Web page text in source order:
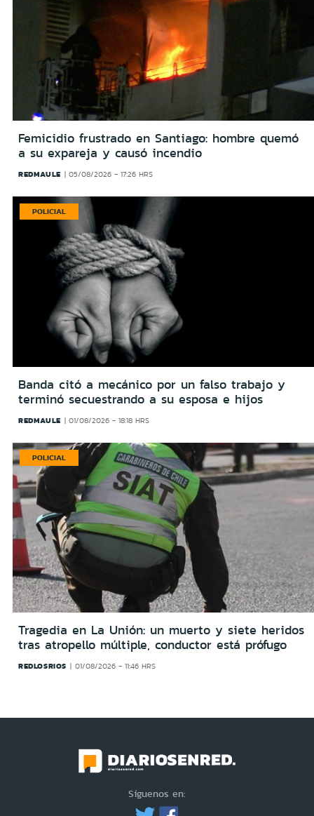
Femicidio frustrado en Santiago: hombre quemó
a su expareja y causó incendio
REDMAULE 05/08/2026 - 17:26 HRS
POLICIAL
Banda citó a mecánico por un falso trabajo y
terminó secuestrando a su esposa e hijos
REDMAULE 01/08/2026 - 18:18 HRS
POLICIAL
Tragedia en La Unión: un muerto y siete heridos
tras atropello múltiple, conductor está prófugo
REDLOSRIOS 01/08/2026 - 11:46 HRS
Síguenos en: